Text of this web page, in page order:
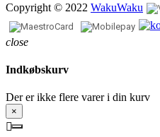
Copyright © 2022 WakuWaku
close
Indkøbskurv
Der er ikke flere varer i din kurv
×
